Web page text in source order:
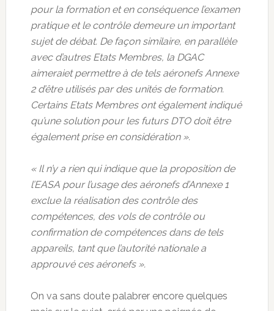
pour la formation et en conséquence l’examen
pratique et le contrôle demeure un important
sujet de débat. De façon similaire, en parallèle
avec d’autres Etats Membres, la DGAC
aimeraiet permettre à de tels aéronefs Annexe
2 d’être utilisés par des unités de formation.
Certains Etats Membres ont également indiqué
qu’une solution pour les futurs DTO doit être
également prise en considération ».
« Il n’y a rien qui indique que la proposition de
l’EASA pour l’usage des aéronefs d’Annexe 1
exclue la réalisation des contrôle des
compétences, des vols de contrôle ou
confirmation de compétences dans de tels
appareils, tant que l’autorité nationale a
approuvé ces aéronefs ».
On va sans doute palabrer encore quelques